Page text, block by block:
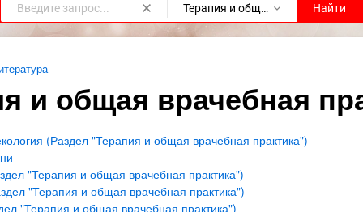
Терапия и общая врачебная практика Найти
и общая врачебная
(Раздел "Терапия и общая врачебная практика")
"Терапия и общая врачебная практика")
"Терапия и общая врачебная практика")
"Терапия и общая врачебная практика")